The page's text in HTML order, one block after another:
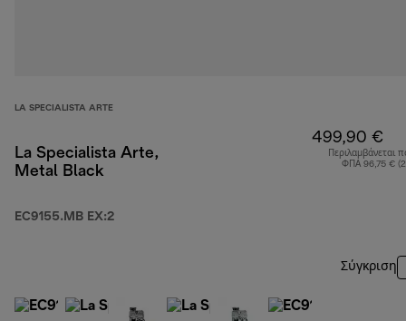
LA SPECIALISTA ARTE
La Specialista Arte,
Metal Black
EC9155.MB EX:2
499,90 €
Περιλαμβάνεται
ΦΠΑ 96,75 €
Σύγκριση